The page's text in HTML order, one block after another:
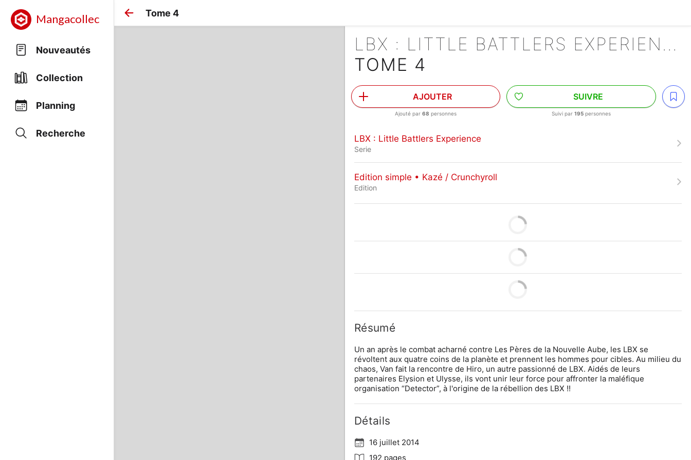
Mangacollec
Nouveautés
Collection
Planning
Recherche
Tome 4
LBX : LITTLE BATTLERS EXPERIENCE
TOME 4
AJOUTER
Ajouté par68 personnes
SUIVRE
Suivi par195 personnes
LBX : Little Battlers Experience
Serie
Edition simple • Kazé / Crunchyroll
Edition
Résumé
Un an après le combat acharné contre Les Pères de la Nouvelle Aube, les LBX se
révoltent aux quatre coins de la planète et prennent les hommes pour cibles. Au milieu du
chaos, Van fait la rencontre de Hiro, un autre passionné de LBX. Aidés de leurs
partenaires Elysion et Ulysse, ils vont unir leur force pour affronter la maléfique
organisation “Detector”, à l'origine de la rébellion des LBX !!
Détails
16 juillet 2014
192 pages